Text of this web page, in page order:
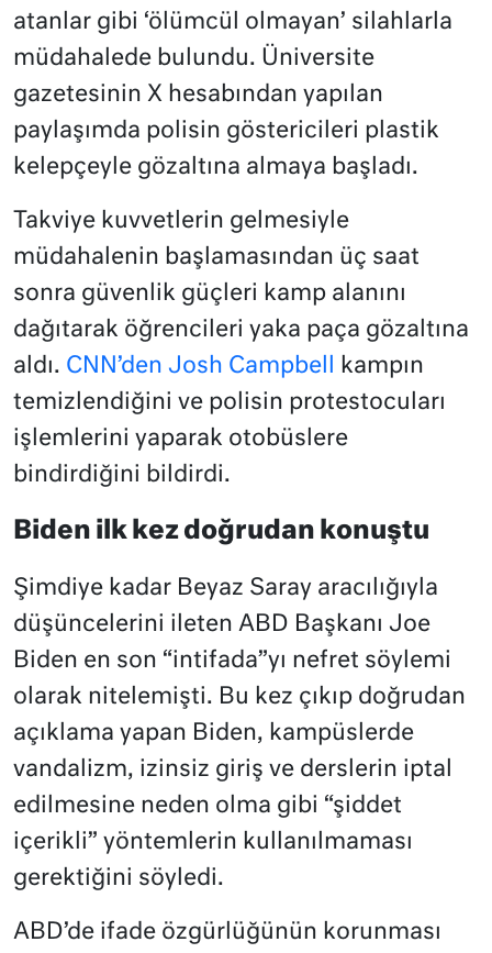
atanlar gibi ‘ölümcül olmayan’ silahlarla
müdahalede bulundu. Üniversite
gazetesinin X hesabından yapılan
paylaşımda polisin göstericileri plastik
kelepçeyle gözaltına almaya başladı.
Takviye kuvvetlerin gelmesiyle
müdahalenin başlamasından üç saat
sonra güvenlik güçleri kamp alanını
dağıtarak öğrencileri yaka paça gözaltına
aldı. CNN’den Josh Campbell
kampın
temizlendiğini ve polisin protestocuları
işlemlerini yaparak otobüslere
bindirdiğini bildirdi.
Biden ilk kez doğrudan konuştu
Şimdiye kadar Beyaz Saray aracılığıyla
düşüncelerini ileten ABD Başkanı Joe
Biden en son “intifada”yı nefret söylemi
olarak nitelemişti. Bu kez çıkıp doğrudan
açıklama yapan Biden, kampüslerde
vandalizm, izinsiz giriş ve derslerin iptal
edilmesine neden olma gibi “şiddet
içerikli” yöntemlerin kullanılmaması
gerektiğini söyledi.
ABD’de ifade özgürlüğünün korunması